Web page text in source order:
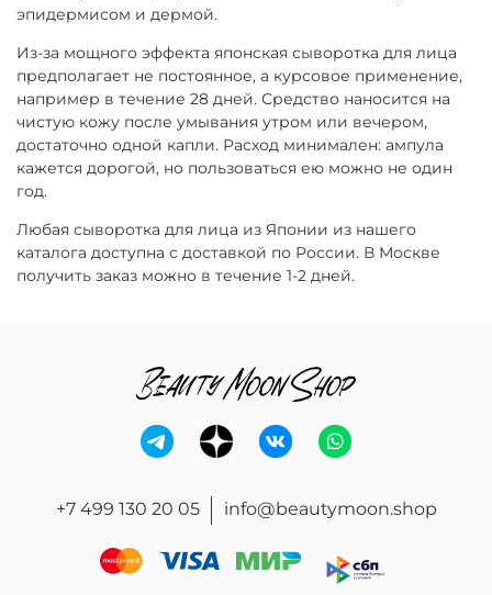
эпидермисом и дермой.
Из-за мощного эффекта японская сыворотка для лица
предполагает не постоянное, а курсовое применение,
например в течение 28 дней. Средство наносится на
чистую кожу после умывания утром или вечером,
достаточно одной капли. Расход минимален: ампула
кажется дорогой, но пользоваться ею можно не один
год.
Любая сыворотка для лица из Японии из нашего
каталога доступна с доставкой по России. В Москве
получить заказ можно в течение 1-2 дней.
+7 499 130 20 05 info@beautymoon.shop